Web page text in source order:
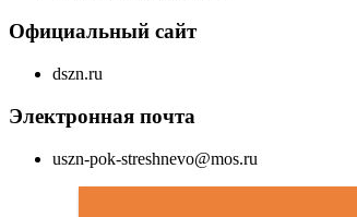
Официальный сайт
dszn.ru
Электронная почта
uszn-pok-streshnevo@mos.ru